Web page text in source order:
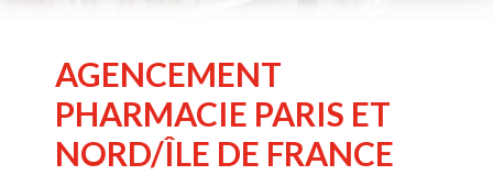
AGENCEMENT
PHARMACIE PARIS ET
NORD/ÎLE DE FRANCE